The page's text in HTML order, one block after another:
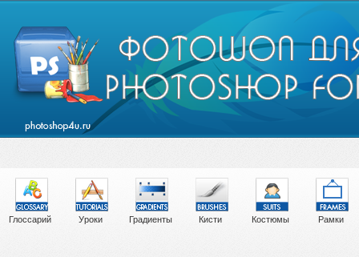
Глоссарий Уроки Градиенты Кисти Костюмы Рамки